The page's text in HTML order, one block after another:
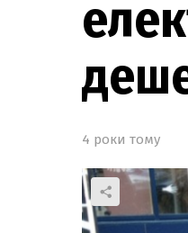
4 роки тому